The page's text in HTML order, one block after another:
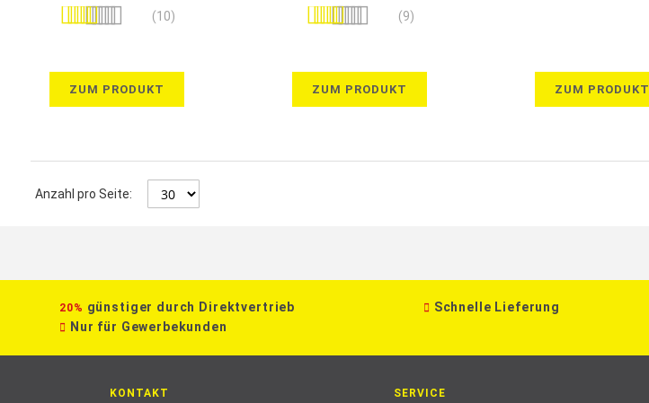
Bewertung:
(10)
ZUM PRODUKT
Bewertung:
(9)
ZUM PRODUKT ZUM PRODUKT
Anzahl pro Seite:
20% günstiger durch Direktvertrieb Schnelle Lieferung
Nur für Gewerbekunden
KONTAKT SERVICE